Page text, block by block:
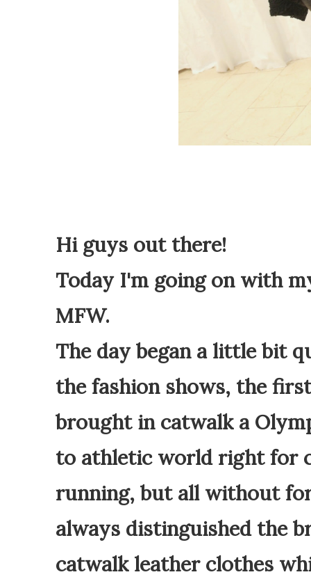
Hi guys out there!
Today I'm going on with
MFW.
The day began a little bit
the fashion shows, the
brought in catwalk a
to athletic world right for
running, but all without
always distinguished the
catwalk leather clothes